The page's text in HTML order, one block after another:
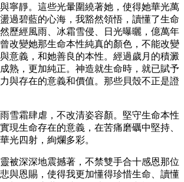
寧靜。這些光暈圍繞著她，使得她華光萬
過碧藍的心海，我豁然領悟，讀懂了生命
歷經風雨、冰霜雪侵、日光曝曬，億萬年
改變她那生命本性純真的顏色，不能改變
意義，和她善良的本性。經過歲月的積澱
熟，更加純正。神造就生命時，就已賦予
與存在的意義和價值。那些貝殼不正是證
雪霜肆虐，不改清姿容顏。堅守生命本性
現生命存在的意義，在苦痛磨礪中堅持、
光四射，絢爛多彩。
被深深地震撼著，不禁雙手合十感恩那位
與恩賜，使得我更加懂得珍惜生命、讀懂